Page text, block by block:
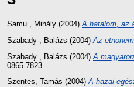
Samu , Mihály (2004)A hatalom, az
Szabady , Balázs (2004) Az
Szabady , Balázs (2004) A
0865-7823
Szentes, Tamás (2004)A hazai